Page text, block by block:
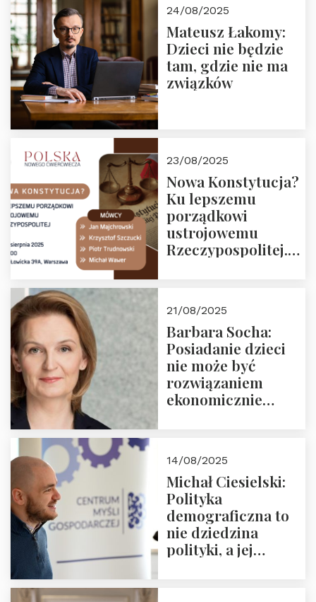
24/08/2025
Mateusz Łakomy:
Dzieci nie będzie
tam, gdzie nie ma
związków
23/08/2025
Nowa Konstytucja?
Ku lepszemu
porządkowi
ustrojowemu
Rzeczypospolitej.
Nowego
Ćwierćwiecza”
21/08/2025
Barbara Socha:
Posiadanie dzieci
nie może być
rozwiązaniem
ekonomicznie
14/08/2025
Michał Ciesielski:
Polityka
demograficzna to
nie dziedzina
polityki, a jej